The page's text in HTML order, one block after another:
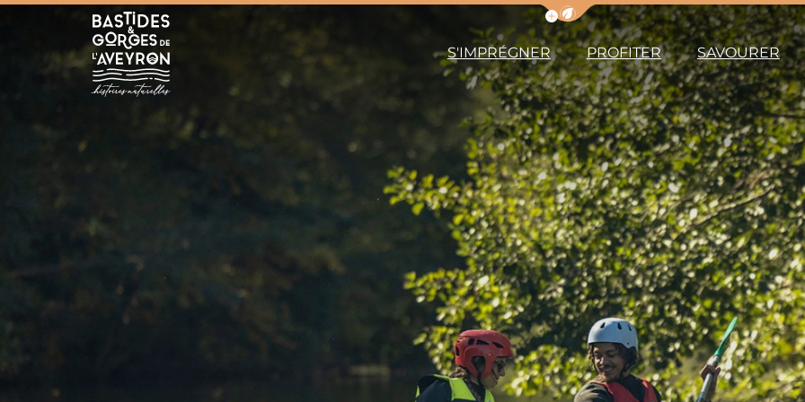
Afficher la barre de navigation du
S'IMPRÉGNER PROFITER SAVOURER